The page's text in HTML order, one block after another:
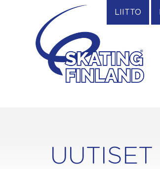
LIITTO
UUTISET